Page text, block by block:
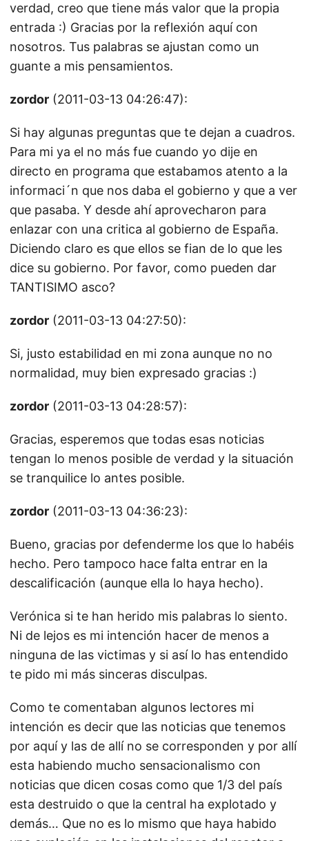
verdad, creo que tiene más valor que la propia
entrada :) Gracias por la reflexión aquí con
nosotros. Tus palabras se ajustan como un
guante a mis pensamientos.
zordor (2011-03-13 04:26:47):
Si hay algunas preguntas que te dejan a cuadros.
Para mi ya el no más fue cuando yo dije en
directo en programa que estabamos atento a la
informaci´n que nos daba el gobierno y que a ver
que pasaba. Y desde ahí aprovecharon para
enlazar con una critica al gobierno de España.
Diciendo claro es que ellos se fian de lo que les
dice su gobierno. Por favor, como pueden dar
TANTISIMO asco?
zordor (2011-03-13 04:27:50):
Si, justo estabilidad en mi zona aunque no no
normalidad, muy bien expresado gracias :)
zordor (2011-03-13 04:28:57):
Gracias, esperemos que todas esas noticias
tengan lo menos posible de verdad y la situación
se tranquilice lo antes posible.
zordor (2011-03-13 04:36:23):
Bueno, gracias por defenderme los que lo habéis
hecho. Pero tampoco hace falta entrar en la
descalificación (aunque ella lo haya hecho).
Verónica si te han herido mis palabras lo siento.
Ni de lejos es mi intención hacer de menos a
ninguna de las victimas y si así lo has entendido
te pido mi más sinceras disculpas.
Como te comentaban algunos lectores mi
intención es decir que las noticias que tenemos
por aquí y las de allí no se corresponden y por allí
esta habiendo mucho sensacionalismo con
noticias que dicen cosas como que 1/3 del país
esta destruido o que la central ha explotado y
demás… Que no es lo mismo que haya habido